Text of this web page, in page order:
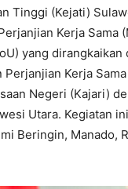
Tinggi (Kejati)
Kerja Sama
yang dirangkaikan
Perjanjian Kerja
Negeri (Kajari)
Utara. Kegiatan
Beringin, Manado,